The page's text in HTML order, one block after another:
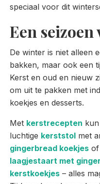
speciaal voor dit
Een seizoen
De winter is niet alleen
bakken, maar ook een
Kerst en oud en nieuw
om uit te pakken met
koekjes en desserts.
Met kerstrecepten
luchtige kerststol met
gingerbread koekjes of
laagjestaart met
kerstkoekjes – alles